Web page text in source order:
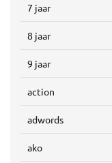
7 jaar
8 jaar
9 jaar
action
adwords
ako